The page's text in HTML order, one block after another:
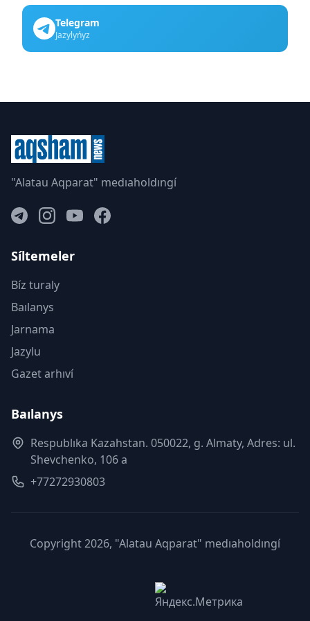
Telegram
Jazylyńyz
"Alatau Aqparat" medıaholdıngí
Síltemeler
Bíz turaly
Baılanys
Jarnama
Jazylu
Gazet arhıví
Baılanys
Respublıka Kazahstan. 050022, g. Almaty, Adres: ul.
Shevchenko, 106 a
+77272930803
Copyright 2026, "Alatau Aqparat" medıaholdıngí